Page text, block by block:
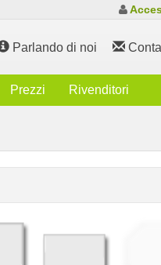
Parlando di noi
Prezzi Rivenditori